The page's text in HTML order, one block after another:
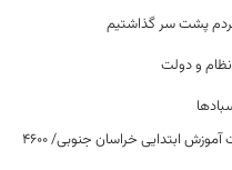
پشت سر گذاشتیم
و دولت
تقدیر مقام عالی وزارت از عملکرد جهادی معاونت آموزش ابتدایی خراسان جنوبی/ ۴۶۰۰